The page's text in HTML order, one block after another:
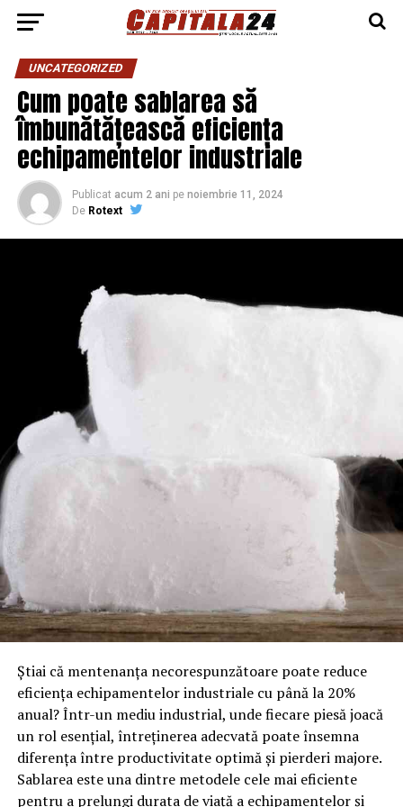
UNCATEGORIZED
Cum poate sablarea să
îmbunătățească eficiența
echipamentelor industriale
Publicat acum 2 ani pe noiembrie 11, 2024
De Rotext
Știai că mentenanța necorespunzătoare poate reduce
eficiența echipamentelor industriale cu până la 20%
anual? Într-un mediu industrial, unde fiecare piesă joacă
un rol esențial, întreținerea adecvată poate însemna
diferența între productivitate optimă și pierderi majore.
Sablarea este una dintre metodele cele mai eficiente
pentru a prelungi durata de viață a echipamentelor și